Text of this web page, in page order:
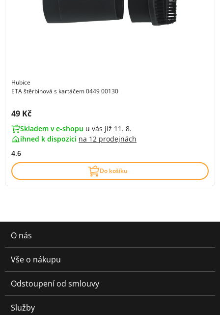
Hubice
ETA štěrbinová s kartáčem 0449 00130
Cena s DPH:
49 Kč
Skladem v e-shopu u vás již 11. 8.
ihned k dispozici na 12 prodejnách
4.6
Do košíku
O nás
Vše o nákupu
Odstoupení od smlouvy
Služby